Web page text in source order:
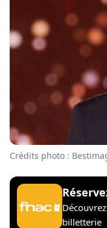
Crédits photo :
billetterie